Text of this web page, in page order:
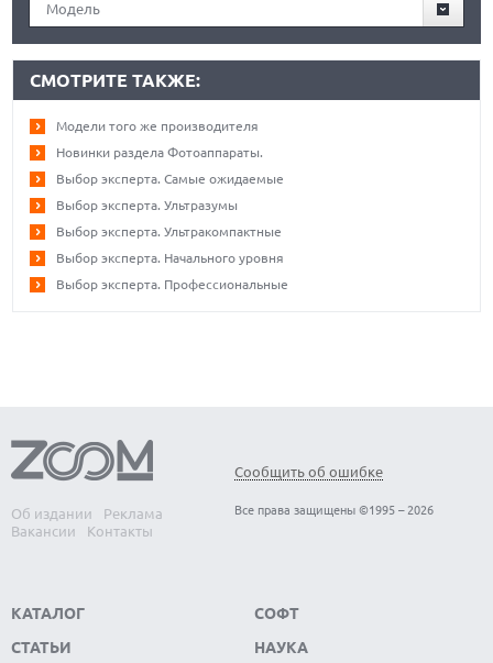
Модель
СМОТРИТЕ ТАКЖЕ:
Модели того же производителя
Новинки раздела Фотоаппараты.
Выбор эксперта. Самые ожидаемые
Выбор эксперта. Ультразумы
Выбор эксперта. Ультракомпактные
Выбор эксперта. Начального уровня
Выбор эксперта. Профессиональные
Об издании
Реклама
Вакансии
Контакты
Сообщить об ошибке
Все права защищены ©1995 – 2026
КАТАЛОГ
СТАТЬИ
СОФТ
НАУКА